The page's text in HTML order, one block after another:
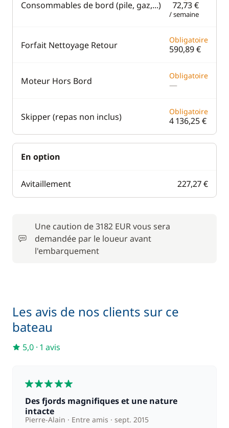
Consommables de bord (pile, gaz,...) 72,73 €
/ semaine
Forfait Nettoyage Retour Obligatoire
590,89 €
Moteur Hors Bord Obligatoire
—
Skipper (repas non inclus) Obligatoire
4 136,25 €
En option
Avitaillement 227,27 €
Une caution de 3182 EUR vous sera
demandée par le loueur avant
l'embarquement
Les avis de nos clients sur ce
bateau
5,0 · 1 avis
Des fjords magnifiques et une nature
intacte
Pierre-Alain Entre amis sept. 2015